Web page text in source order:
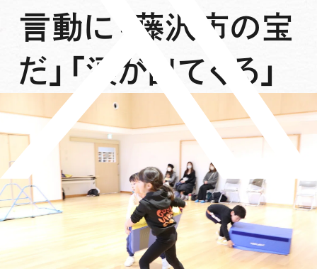
言動に「藤沢市の宝
だ」「涙が出てくる」